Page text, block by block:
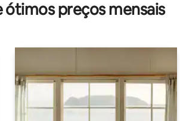
preços mensais